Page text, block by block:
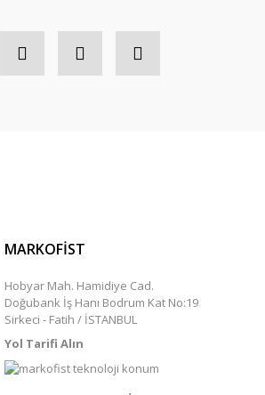
MARKOFİST
Hobyar Mah. Hamidiye Cad.
Doğubank İş Hanı Bodrum Kat No:19
Sirkeci - Fatih / İSTANBUL
Yol Tarifi Alın